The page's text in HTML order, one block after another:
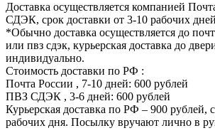
Доставка осуществляется компанией
СДЭК, срок доставки от 3-10 рабочих
*Обычно доставка осуществляется до
или пвз сдэк, курьерская доставка до
индивидуально.
Стоимость доставки по РФ :
Почта России , 7-10 дней: 600 рублей
ПВЗ СДЭК , 3-6 дней: 600 рублей
Курьерская доставка по РФ – 900 рублей,
рабочих дня. Посылку вручают лично в